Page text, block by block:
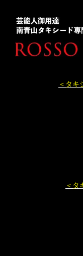
ROSSONERO
タキシードレンタル東
＜タキ
＜タ